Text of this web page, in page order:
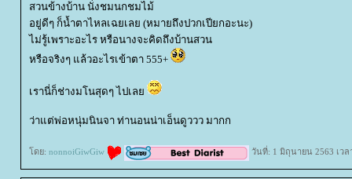
สวนข้างบ้าน นั่งชมนกชมไม้
อยู่ดีๆ ก็น้ำตาไหลเฉยเลย (หมายถึงปวกเปียกอะนะ)
ไม่รู้เพราะอะไร หรือนางจะคิดถึงบ้านสวน
หรือจริงๆ แล้วอะไรเข้าตา 555+
เรานี่ก็ช่างมโนสุดๆ ไปเล
ว่าแต่พ่อหนุ่มนินจา ท่านอนน่าเอ็นดูววว มากก
ดย: nonnoiGiwGiw วันที่: 1 มิถุนายน 2563 เวล